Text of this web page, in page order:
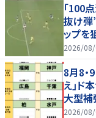
「100
抜け弾
ップを
2026/
8月8
え｣ド
大型補
2026/